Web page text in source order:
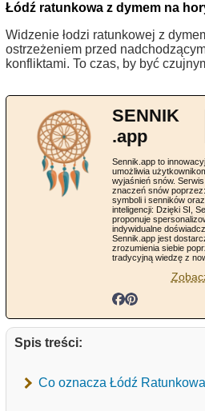
Łódź ratunkowa z dymem na
Widzenie łodzi ratunkowej z
ostrzeżeniem przed
konfliktami. To czas, by być
SENNIK
.app
Sennik.app to
umożliwia
wyjaśnień snów.
znaczeń snów
symboli i senników
inteligencji: Dzięki SI,
proponuje
indywidualne
Sennik.app jest
zrozumienia siebie
tradycyjną wiedzę z
Spis treści:
Co oznacza Łódź